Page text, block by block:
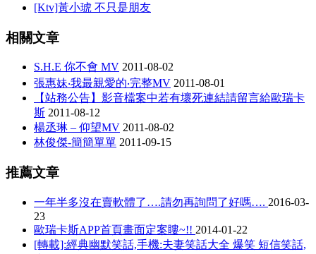
[Ktv]黃小琥 不只是朋友
相關文章
S.H.E 你不會 MV 2011-08-02
張惠妹‧我最親愛的‧完整MV 2011-08-01
【站務公告】影音檔案中若有壞死連結請留言給歐瑞卡
斯 2011-08-12
楊丞琳 – 仰望MV 2011-08-02
林俊傑-簡簡單單 2011-09-15
推薦文章
一年半多沒在賣軟體了….請勿再詢問了好嗎…. 2016-03-
23
歐瑞卡斯APP首頁畫面定案瞜~!! 2014-01-22
[轉載]:經典幽默笑話,手機:夫妻笑話大全 爆笑 短信笑話,